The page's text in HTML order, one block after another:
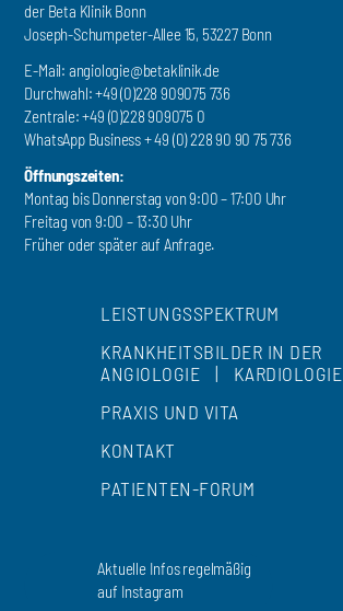
der Beta Klinik Bonn
Joseph-Schumpeter-Allee 15, 53227 Bonn
E-Mail: angiologie@betaklinik.de
Durchwahl: +49 (0)228 909075 736
Zentrale: +49 (0)228 909075 0
WhatsApp Business + 49 (0) 228 90 90 75 736
Öffnungszeiten:
Montag bis Donnerstag von 9:00 – 17:00 Uhr
Freitag von 9:00 – 13:30 Uhr
Früher oder später auf Anfrage.
LEISTUNGSSPEKTRUM
KRANKHEITSBILDER IN DER
ANGIOLOGIE
|
KARDIOLOGIE
PRAXIS UND VITA
KONTAKT
PATIENTEN-FORUM
Aktuelle Infos regelmäßig
auf Instagram